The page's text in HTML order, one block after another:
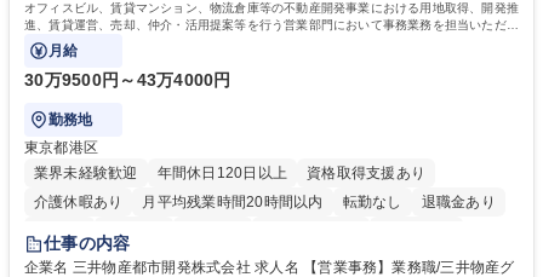
オフィスビル、賃貸マンション、物流倉庫等の不動産開発事業における用地取得、開発推
進、賃貸運営、売却、仲介・活用提案等を行う営業部門において事務業務を担当いただき
ます。
月給
30万9500円～43万4000円
勤務地
東京都港区
業界未経験歓迎
年間休日120日以上
資格取得支援あり
介護休暇あり
月平均残業時間20時間以内 転勤なし
退職金あり
在宅OK
賞与あり
駅近5分以内
土日祝休み 寮・社宅あり
仕事の内容
企業名 三井物産都市開発株式会社 求人名 【営業事務】業務職/三井物産グ